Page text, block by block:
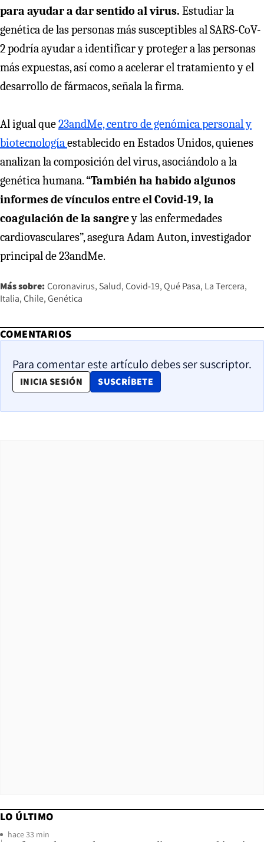
para ayudar a dar sentido al virus. Estudiar la
genética de las personas más susceptibles al SARS-CoV-
2 podría ayudar a identificar y proteger a las personas
más expuestas, así como a acelerar el tratamiento y el
desarrollo de fármacos, señala la firma.
Al igual que23andMe, centro de genómica personal y
biotecnologíaestablecido en Estados Unidos, quienes
analizan la composición del virus, asociándolo a la
genética humana.“También ha habido algunos
informes de vínculos entre el Covid-19, la
coagulación de la sangrey las enfermedades
cardiovasculares”, asegura Adam Auton, investigador
principal de 23andMe.
Más sobre: Coronavirus Salud Covid-19 Qué Pasa La Tercera
Italia Chile Genética
COMENTARIOS
Para comentar este artículo debes ser suscriptor.
INICIA SESIÓN SUSCRÍBETE
OPENS IN NEW WINDOW
LO ÚLTIMO
hace 33 min